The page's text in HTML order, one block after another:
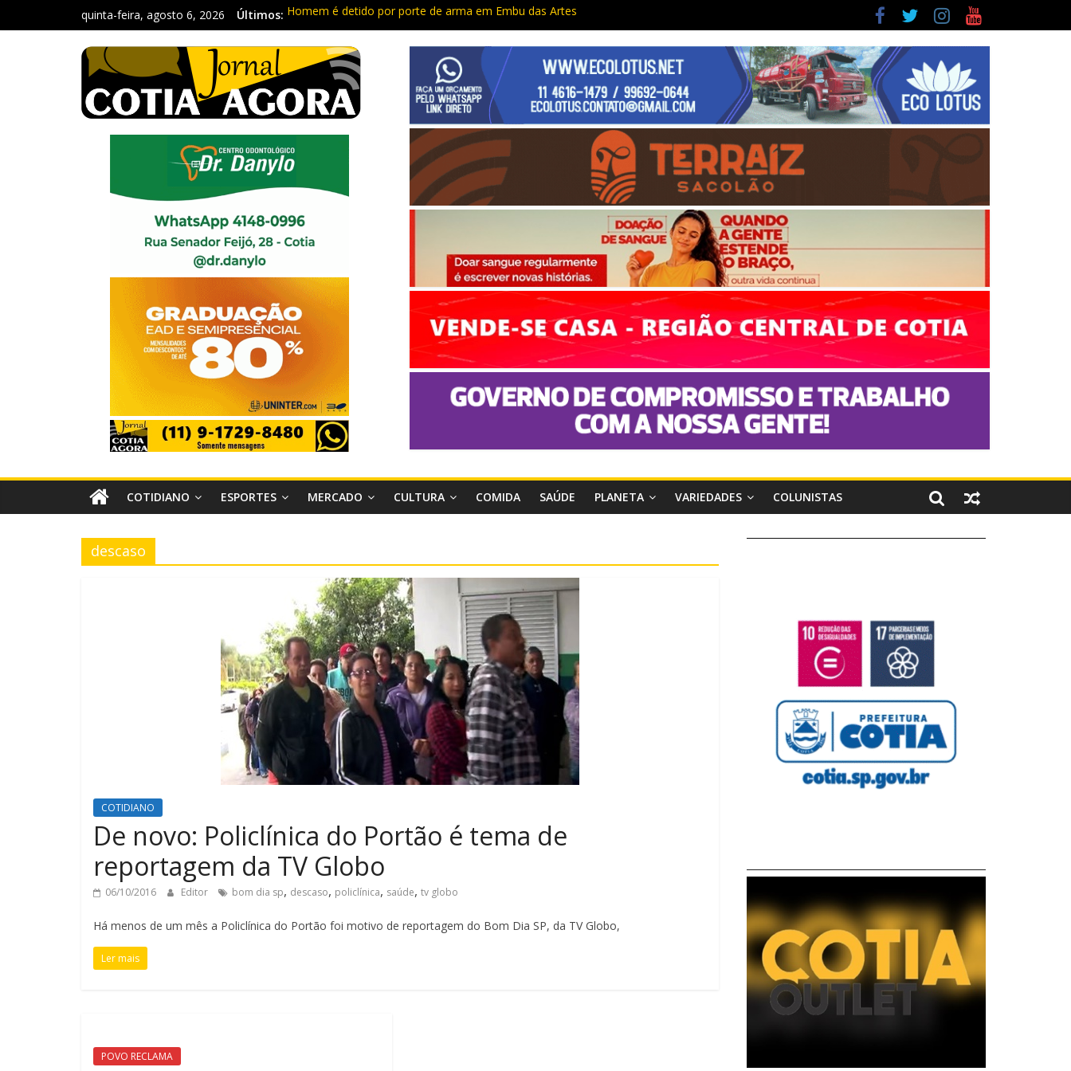
quinta-feira, agosto 6, 2026 Últimos: Homem é detido por porte de arma em Embu das Artes
Carretas da Capacitação trazem cursos gratuitos para Cotia e Vargem Grande
Traficante é preso com quase 400 porções de drogas no Jardim Rosemeire
Radares de Cotia vão passar por manutenção e vias serão interditadas
PM prende homem com grande quantidade de entorpecentes em Itapevi
COTIDIANO ESPORTES MERCADO CULTURA COMIDA SAÚDE PLANETA VARIEDADES COLUNISTAS
descaso
COTIDIANO
De novo: Policlínica do Portão é tema de
reportagem da TV Globo
06/10/2016 Editor bom dia sp, descaso, policlínica, saúde, tv globo
Há menos de um mês a Policlínica do Portão foi motivo de reportagem do Bom Dia SP, da TV Globo,
Ler mais
POVO RECLAMA